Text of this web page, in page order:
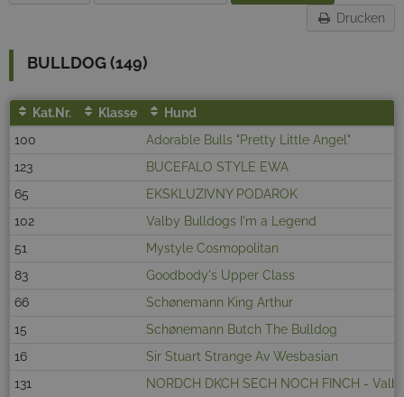
Drucken
BULLDOG (149)
Kat.Nr. Klasse
Hund
100
Adorable Bulls "Pretty Little Angel"
123
BUCEFALO STYLE EWA
65
EKSKLUZIVNY PODAROK
102
Valby Bulldogs I'm a Legend
51
Mystyle Cosmopolitan
83
Goodbody's Upper Class
66
Schønemann King Arthur
15
Schønemann Butch The Bulldog
16
Sir Stuart Strange Av Wesbasian
131
NORDCH DKCH SECH NOCH FINCH -